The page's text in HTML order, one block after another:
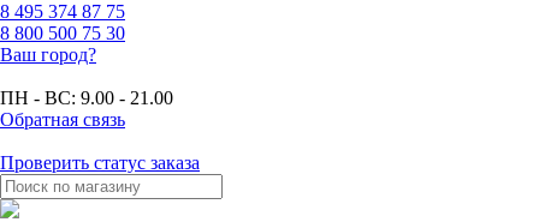
8 495 374 87 75
8 800 500 75 30
Ваш город?
ПН - ВС: 9.00 - 21.00
Обратная связь
Проверить статус заказа